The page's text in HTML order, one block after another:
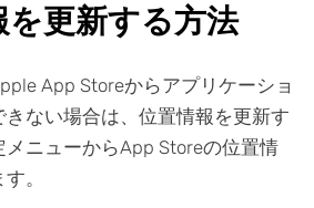
を更新する方法
App Storeからアプリケーショ
きない場合は、位置情報を更新す
メニューからApp Storeの位置情
。